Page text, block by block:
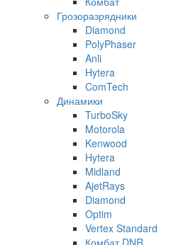
Грозоразрядники
Diamond
PolyPhaser
Anli
Hytera
ComTech
Динамики
TurboSky
Motorola
Kenwood
Hytera
Midland
AjetRays
Diamond
Optim
Vertex Standard
Комбат DNR